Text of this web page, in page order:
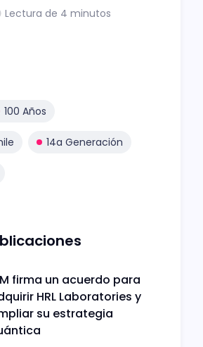
Lectura de 4 minutos
100 Años
14a Generación
firma un acuerdo para
HRL Laboratories y
su estrategia